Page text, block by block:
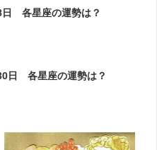
日 各星座の運勢は？
日 各星座の運勢は？